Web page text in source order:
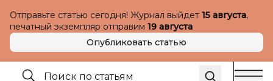
Отправьте статью сегодня! Журнал выйдет 15 августа,
печатный экземпляр отправим 19 августа
Опубликовать статью